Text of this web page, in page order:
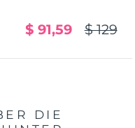
$ 129
$ 91,59
DIE